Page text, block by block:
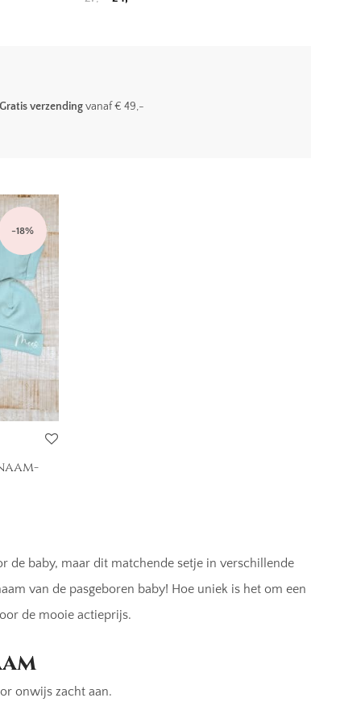
-18%
was: 27,90.
22,95.
Gratis verzendingvanaf € 49,-
de baby, maar dit matchende setje in verschillende
van de pasgeboren baby! Hoe uniek is het om een
de mooie actieprijs.
onwijs zacht aan.